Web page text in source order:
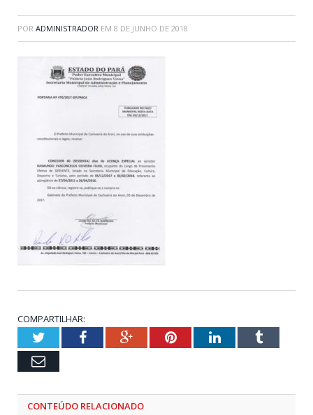
POR ADMINISTRADOR EM 8 DE JUNHO DE 2018
COMPARTILHAR:
TwitterFacebookGoogle+PinterestLinkedInTumblr
Email
CONTEÚDO RELACIONADO